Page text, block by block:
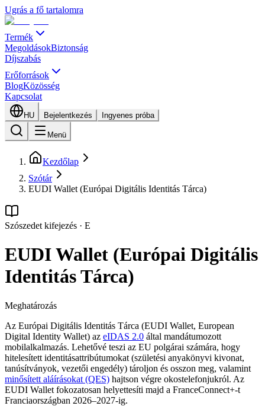
Ugrás a fő tartalomra
Termék
MegoldásokBiztonság
Díjszabás
Erőforrások
BlogKözösség
Kapcsolat
HU Bejelentkezés Ingyenes próba
Menü
Kezdőlap
Szótár
EUDI Wallet (Európai Digitális Identitás Tárca)
Szószedet kifejezés · E
EUDI Wallet (Európai Digitális
Identitás Tárca)
Meghatározás
Az Európai Digitális Identitás Tárca (EUDI Wallet, European
Digital Identity Wallet) az eIDAS 2.0 által mandátumozott
mobilalkalmazás. Lehetővé teszi az EU polgárai számára, hogy
hitelesített identitásattribútumokat (születési anyakönyvi kivonat,
tanúsítványok, vezetői engedély) tároljon és osszon meg, valamint
minősített aláírásokat (QES) hajtson végre okostelefonjukról. Az
EUDI Wallet fokozatosan helyettesíti majd a FranceConnect+-t
Franciaországban 2026–2027-ig.